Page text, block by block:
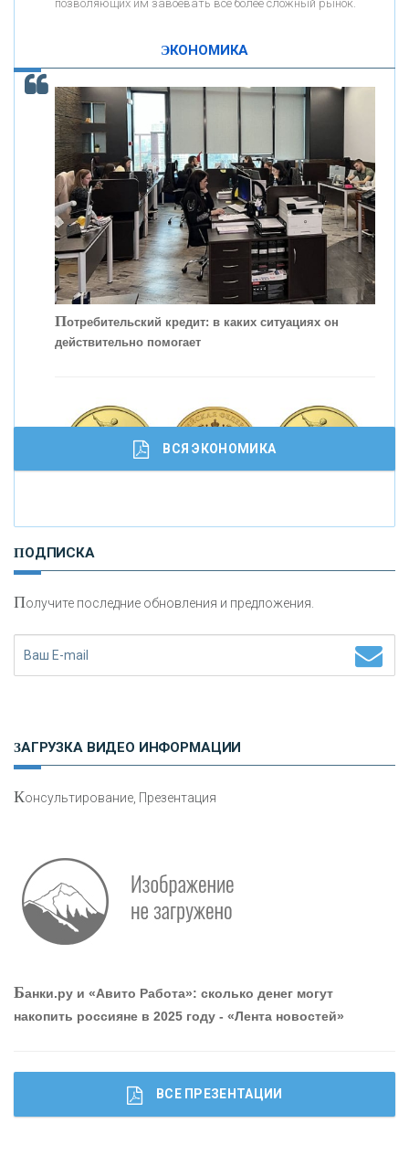
ОНАС
КОНТАКТЫ
К ак Система быстрых платежей за пять лет
привлечь и удержать персонал - «Интервью»
позволяющих им завоевать все более сложный рынок.
ЭКОНОМИКА
Потребительский кредит: в каких ситуациях он
действительно помогает
И
сохранения и увеличения капитала
ВСЯ ЭКОНОМИКА
ПОДПИСКА
Получите последние обновления и предложения.
ЗАГРУЗКА ВИДЕО ИНФОРМАЦИИ
Консультирование, Презентация
Банки.ру и «Авито Работа»: сколько денег могут
накопить россияне в 2025 году - «Лента новостей»
ВСЕ ПРЕЗЕНТАЦИИ